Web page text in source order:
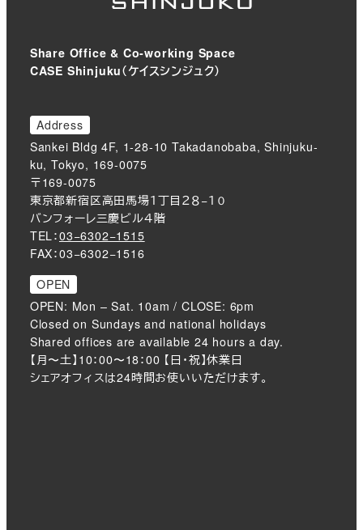
Share Office & Co-working Space
CASE Shinjuku（ケイスシンジュク）
Address
Sankei Bldg 4F, 1-28-10 Takadanobaba, Shinjuku-
ku, Tokyo, 169-0075
〒169-0075
東京都新宿区高田馬場１丁目２８−１０
バンフォーレ三慶ビル４階
TEL：03−6302−1515
FAX：03−6302−1516
OPEN
OPEN: Mon – Sat. 10am / CLOSE: 6pm
Closed on Sundays and national holidays
Shared offices are available 24 hours a day.
【月〜土】10：00〜18：00 【日・祝】休業日
シェアオフィスは24時間お使いいただけます。